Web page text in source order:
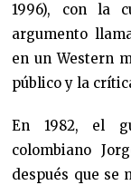
1996), con la
argumento
en un Western
público y la
En 1982, el
colombiano
después que se